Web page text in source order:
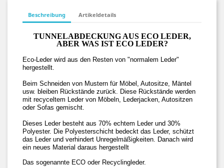
Beschreibung Artikeldetails
TUNNELABDECKUNG AUS ECO LEDER,
ABER WAS IST ECO LEDER?
Eco-Leder wird aus den Resten von "normalem Leder"
hergestellt.
Beim Schneiden von Mustern für Möbel, Autositze, Mäntel
usw. bleiben Rückstände zurück. Diese Rückstände werden
mit recyceltem Leder von Möbeln, Lederjacken, Autositzen
oder Sofas gemischt.
Dieses Leder besteht aus 70% echtem Leder und 30%
Polyester. Die Polyesterschicht bedeckt das Leder, schützt
das Leder und verhindert Unregelmäßigkeiten. Danach wird
ein neues Material daraus hergestellt
Das sogenannte ECO oder Recyclingleder.